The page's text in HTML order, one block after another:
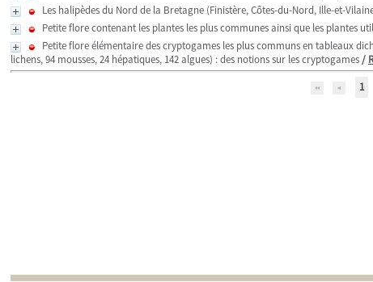
Les halipèdes du Nord de la Bretagne (Finistère, Côtes-du-Nord, Ille-et-
Petite flore contenant les plantes les plus communes ainsi que les plantes
Petite flore élémentaire des cryptogames les plus communs en tableaux
lichens, 94 mousses, 24 hépatiques, 142 algues) : des notions sur les cryptogames/
1